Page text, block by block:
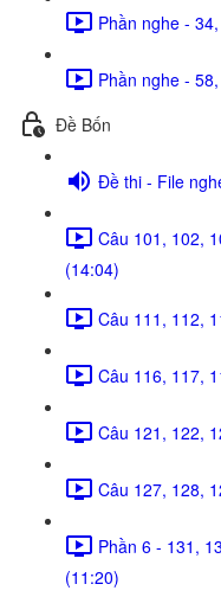
Phần nghe -
Phần nghe -
Đề Bốn
Đề thi - File
Câu 101, 102,
(14:04)
Câu 111, 112,
Câu 116, 117,
Câu 121, 122,
Câu 127, 128,
Phần 6 - 131,
(11:20)